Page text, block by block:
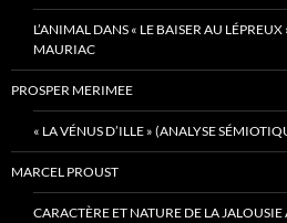
L’ANIMAL DANS « LE BAISER AU
MAURIAC
PROSPER MERIMEE
« LA VÉNUS D’ILLE » (ANALYSE
MARCEL PROUST
CARACTÈRE ET NATURE DE LA